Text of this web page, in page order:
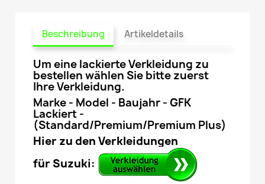
Beschreibung Artikeldetails
Um eine lackierte Verkleidung zu
bestellen wählen Sie bitte zuerst
Ihre Verkleidung.
Marke - Model - Baujahr - GFK
Lackiert -
(Standard/Premium/Premium Plus)
Hier zu den Verkleidungen
für Suzuki: